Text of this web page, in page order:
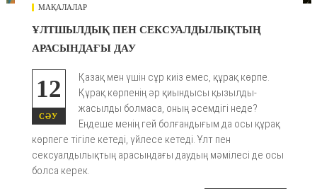
МАҚАЛАЛАР
ҰЛТШЫЛДЫҚ ПЕН СЕКСУАЛДЫЛЫҚТЫҢ
АРАСЫНДАҒЫ ДАУ
12
СӘУ
Қазақ мен үшін сұр киіз емес, құрақ көрпе.
Құрақ көрпенің әр қиындысы қызылды-
жасылды болмаса, оның әсемдігі неде?
Ендеше менің гей болғандығым да осы құрақ
көрпеге тігіле кетеді, үйлесе кетеді. Ұлт пен
сексуалдылықтың арасындағы даудың мәмілесі де осы
болса керек.